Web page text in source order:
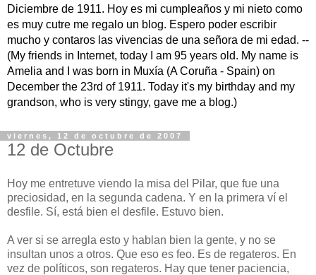
Diciembre de 1911. Hoy es mi cumpleaños y mi nieto como
es muy cutre me regalo un blog. Espero poder escribir
mucho y contaros las vivencias de una señora de mi edad. --
(My friends in Internet, today I am 95 years old. My name is
Amelia and I was born in Muxía (A Coruña - Spain) on
December the 23rd of 1911. Today it's my birthday and my
grandson, who is very stingy, gave me a blog.)
viernes, 12 de octubre de 2007
12 de Octubre
Hoy me entretuve viendo la misa del Pilar, que fue una
preciosidad, en la segunda cadena. Y en la primera ví el
desfile. Sí, está bien el desfile. Estuvo bien.
A ver si se arregla esto y hablan bien la gente, y no se
insultan unos a otros. Que eso es feo. Es de regateros. En
vez de políticos, son regateros. Hay que tener paciencia,